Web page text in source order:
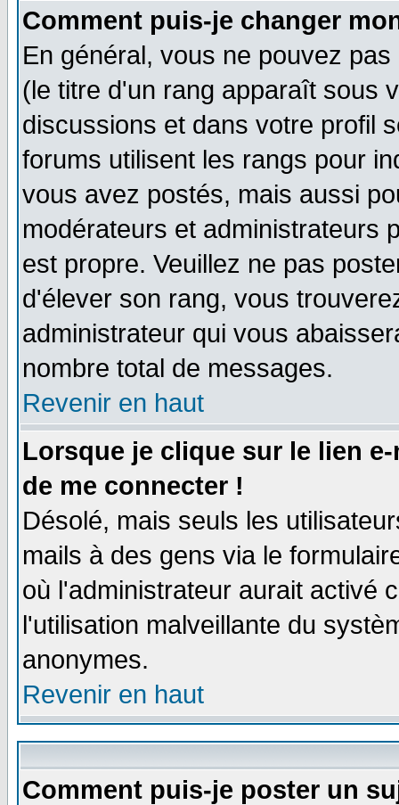
Comment puis-je changer
En général, vous ne pouvez
(le titre d'un rang apparaît sous
discussions et dans votre profil
forums utilisent les rangs pour
vous avez postés, mais aussi
modérateurs et administrateurs
est propre. Veuillez ne pas
d'élever son rang, vous
administrateur qui vous
nombre total de messages.
Revenir en haut
Lorsque je clique sur le lien
de me connecter !
Désolé, mais seuls les
mails à des gens via le
où l'administrateur aurait activé
l'utilisation malveillante du
anonymes.
Revenir en haut
Comment puis-je poster un